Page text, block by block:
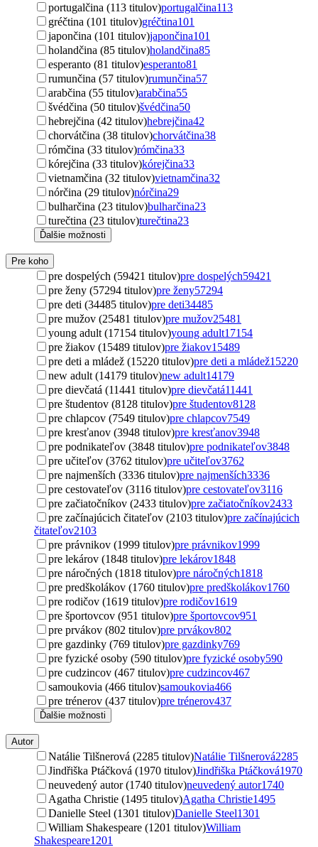
portugalčina (113 titulov)portugalčina113
gréčtina (101 titulov)gréčtina101
japončina (101 titulov)japončina101
holandčina (85 titulov)holandčina85
esperanto (81 titulov)esperanto81
rumunčina (57 titulov)rumunčina57
arabčina (55 titulov)arabčina55
švédčina (50 titulov)švédčina50
hebrejčina (42 titulov)hebrejčina42
chorvátčina (38 titulov)chorvátčina38
rómčina (33 titulov)rómčina33
kórejčina (33 titulov)kórejčina33
vietnamčina (32 titulov)vietnamčina32
nórčina (29 titulov)nórčina29
bulharčina (23 titulov)bulharčina23
turečtina (23 titulov)turečtina23
Ďalšie možnosti
Pre koho
pre dospelých (59421 titulov)pre dospelých59421
pre ženy (57294 titulov)pre ženy57294
pre deti (34485 titulov)pre deti34485
pre mužov (25481 titulov)pre mužov25481
young adult (17154 titulov)young adult17154
pre žiakov (15489 titulov)pre žiakov15489
pre deti a mládež (15220 titulov)pre deti a mládež15220
new adult (14179 titulov)new adult14179
pre dievčatá (11441 titulov)pre dievčatá11441
pre študentov (8128 titulov)pre študentov8128
pre chlapcov (7549 titulov)pre chlapcov7549
pre kresťanov (3948 titulov)pre kresťanov3948
pre podnikateľov (3848 titulov)pre podnikateľov3848
pre učiteľov (3762 titulov)pre učiteľov3762
pre najmenších (3336 titulov)pre najmenších3336
pre cestovateľov (3116 titulov)pre cestovateľov3116
pre začiatočníkov (2433 titulov)pre začiatočníkov2433
pre začínajúcich čitateľov (2103 titulov)pre začínajúcich
čitateľov2103
pre právnikov (1999 titulov)pre právnikov1999
pre lekárov (1848 titulov)pre lekárov1848
pre náročných (1818 titulov)pre náročných1818
pre predškolákov (1760 titulov)pre predškolákov1760
pre rodičov (1619 titulov)pre rodičov1619
pre športovcov (951 titulov)pre športovcov951
pre prvákov (802 titulov)pre prvákov802
pre gazdinky (769 titulov)pre gazdinky769
pre fyzické osoby (590 titulov)pre fyzické osoby590
pre cudzincov (467 titulov)pre cudzincov467
samoukovia (466 titulov)samoukovia466
pre trénerov (437 titulov)pre trénerov437
Ďalšie možnosti
Autor
Natálie Tilšnerová (2285 titulov)Natálie Tilšnerová2285
Jindřiška Ptáčková (1970 titulov)Jindřiška Ptáčková1970
neuvedený autor (1740 titulov)neuvedený autor1740
Agatha Christie (1495 titulov)Agatha Christie1495
Danielle Steel (1301 titulov)Danielle Steel1301
William Shakespeare (1201 titulov)William
Shakespeare1201